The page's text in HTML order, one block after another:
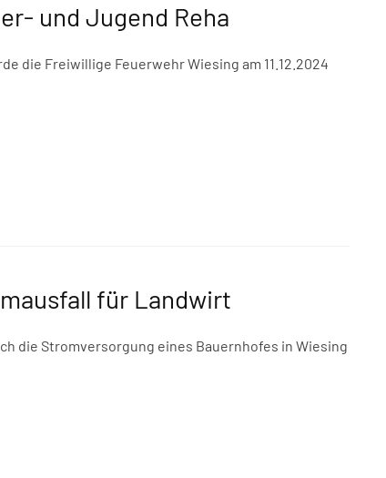
und Jugend Reha
die Freiwillige Feuerwehr Wiesing am 11.12.2024
für Landwirt
die Stromversorgung eines Bauernhofes in Wiesing